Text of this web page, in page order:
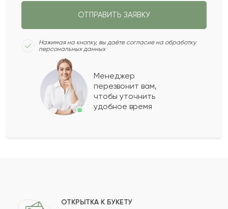
СЛЕДУЮЩИЙ ВОПРОС
ОТПРАВИТЬ ЗАЯВКУ
Нажимая на кнопку, вы даёте согласие на обработку
персональных данных
Менеджер
перезвонит вам,
чтобы уточнить
удобное время
ОТКРЫТКА К БУКЕТУ